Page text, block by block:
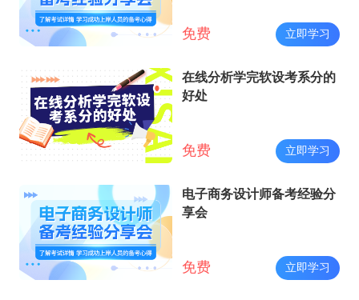
免费 立即学习
在线分析学完软设考系分的
好处
免费 立即学习
电子商务设计师备考经验分
享会
免费 立即学习